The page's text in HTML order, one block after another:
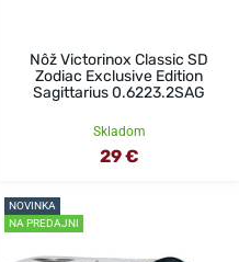
Nôž Victorinox Classic SD
Zodiac Exclusive Edition
Sagittarius 0.6223.2SAG
Skladom
29 €
NOVINKA
NA PREDAJNI